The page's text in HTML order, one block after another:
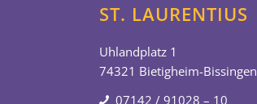
ST. LAURENTIUS
Uhlandplatz 1
74321 Bietigheim-Bissingen
07142 / 91028 – 10